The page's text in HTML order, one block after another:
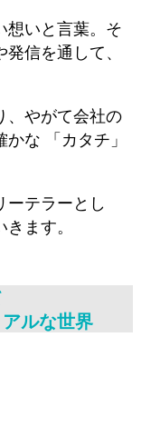
想いと言葉。そ
信を通して、
、やがて会社の
な 「カタチ」
テラーとし
ます。
ルな世界